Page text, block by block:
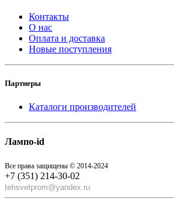
Контакты
О нас
Оплата и доставка
Новые поступления
Партнеры
Каталоги производителей
Лампо-id
Все права защищены © 2014-2024
+7 (351) 214-30-02
tehsvetprom@yandex.ru